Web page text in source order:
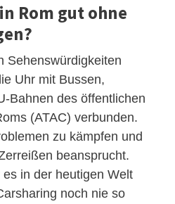
Rom gut ohne
Sehenswürdigkeiten
Uhr mit Bussen,
Bahnen des öffentlichen
(ATAC) verbunden.
zu kämpfen und
beansprucht.
in der heutigen Welt
noch nie so